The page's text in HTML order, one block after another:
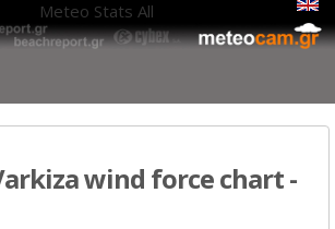
Meteo Stats All
wind force chart -